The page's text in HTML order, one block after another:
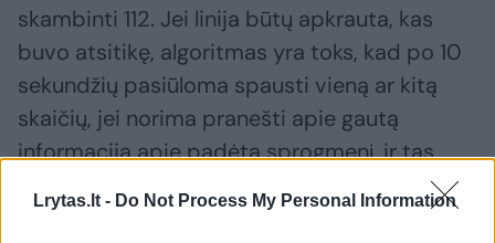
Lrytas.lt - Do Not Process My Personal Information
skambinti 112. Jei linija būtų apkrauta, kas
buvo atsitikę, algoritmas yra toks, kad po 10
sekundžių pasiūloma spausti vieną ar kitą
skaičių, jei norima pranešti apie gautą
informaciją apie padėtą sprogmenį, ir tas
asmuo bus nukreiptas į policiją ir sujungtas
su atsakingu asmeniu“, – dėstė M.Draudvila.